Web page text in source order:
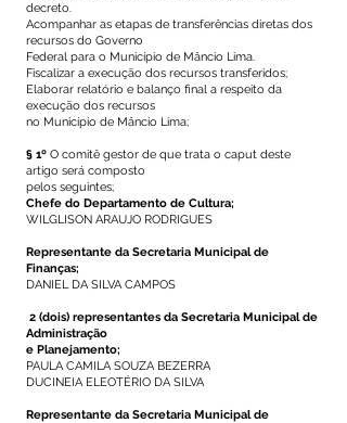
decreto.
Acompanhar as etapas de transferências diretas dos
recursos do Governo
Federal para o Município de Mâncio Lima.
Fiscalizar a execução dos recursos transferidos;
Elaborar relatório e balanço final a respeito da
execução dos recursos
no Município de Mâncio Lima;
§ 1º O comitê gestor de que trata o caput deste
artigo será composto
pelos seguintes;
Chefe do Departamento de Cultura;
WILGLISON ARAUJO RODRIGUES
Representante da Secretaria Municipal de
Finanças;
DANIEL DA SILVA CAMPOS
2 (dois) representantes da Secretaria Municipal de
Administração
e Planejamento;
PAULA CAMILA SOUZA BEZERRA
DUCINEIA ELEOTÉRIO DA SILVA
Representante da Secretaria Municipal de